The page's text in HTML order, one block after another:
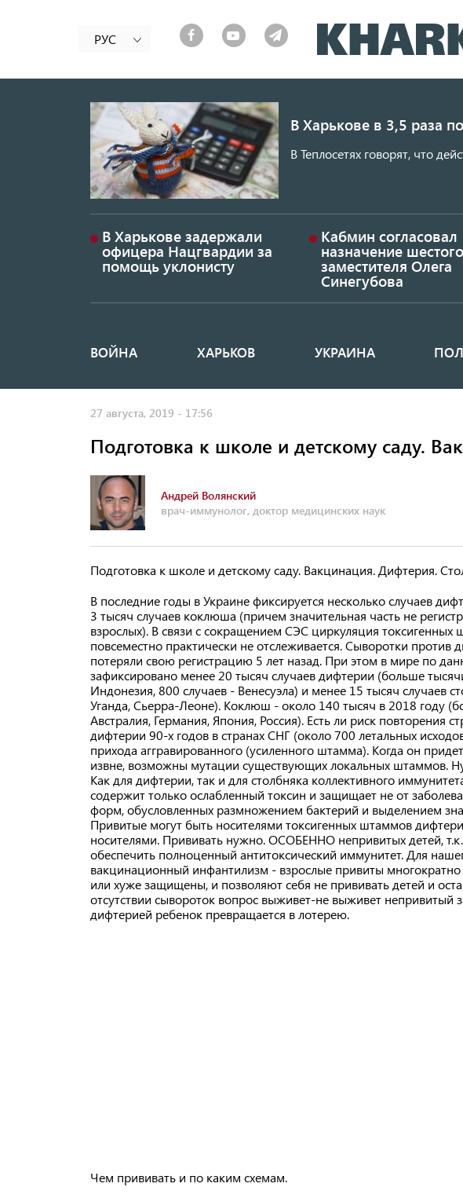
РУС
В Харькове в 3,5 раза
В Теплосетях говорят, что
В Харькове задержали
офицера Нацгвардии за
помощь уклонисту
Кабмин согласовал
назначение шестого
заместителя Олега
Синегубова
Основная
ВОЙНА ХАРЬКОВ УКРАИНА
27 августа, 2019 - 17:56
Подготовка к школе и детскому саду.
Андрей Волянский
врач-иммунолог, доктор медицинских наук
Подготовка к школе и детскому саду. Вакцинация. Дифтерия.
В последние годы в Украине фиксируется несколько случаев
3 тысяч случаев коклюша (причем значительная часть не
взрослых). В связи с сокращением СЭС циркуляция
повсеместно практически не отслеживается. Сыворотки против
потеряли свою регистрацию 5 лет назад. При этом в мире по
зафиксировано менее 20 тысяч случаев дифтерии (больше
Индонезия, 800 случаев - Венесуэла) и менее 15 тысяч случаев
Уганда, Сьерра-Леоне). Коклюш - около 140 тысяч в 2018 году
Австралия, Германия, Япония, Россия). Есть ли риск повторения
дифтерии 90-х годов в странах СНГ (около 700 летальных
прихода аггравированного (усиленного штамма). Когда он
извне, возможны мутации существующих локальных штаммов.
Как для дифтерии, так и для столбняка коллективного
содержит только ослабленный токсин и защищает не от
форм, обусловленных размножением бактерий и выделением
Привитые могут быть носителями токсигенных штаммов
носителями. Прививать нужно. ОСОБЕННО непривитых детей,
обеспечить полноценный антитоксический иммунитет. Для
вакцинационный инфантилизм - взрослые привиты многократно
или хуже защищены, и позволяют себя не прививать детей и
отсутствии сывороток вопрос выживет-не выживет непривитый
дифтерией ребенок превращается в лотерею.
Чем прививать и по каким схемам.